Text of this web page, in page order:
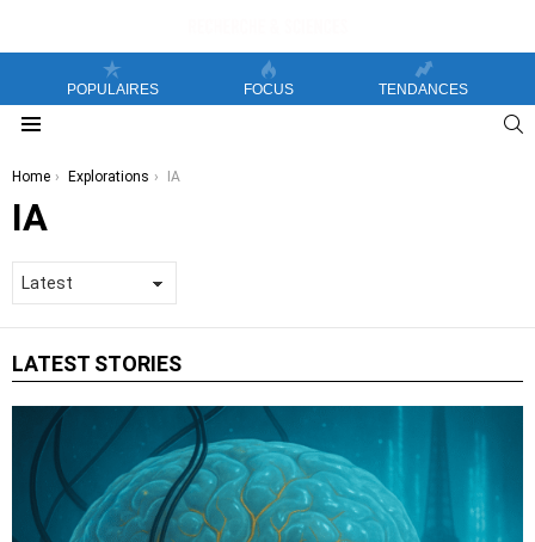
POPULAIRES FOCUS TENDANCES
You are here:
Home Explorations IA
IA
LATEST STORIES